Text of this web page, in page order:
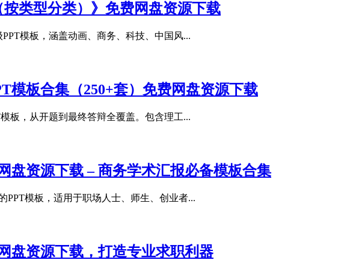
按类型分类）》免费网盘资源下载
模板，涵盖动画、商务、科技、中国风...
模板合集（250+套）免费网盘资源下载
板，从开题到最终答辩全覆盖。包含理工...
盘资源下载 – 商务学术汇报必备模板合集
PPT模板，适用于职场人士、师生、创业者...
盘资源下载，打造专业求职利器